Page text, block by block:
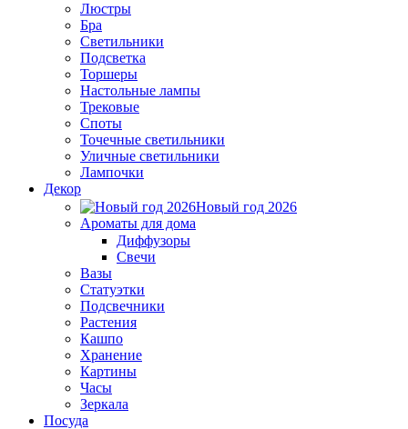
Люстры
Бра
Светильники
Подсветка
Торшеры
Настольные лампы
Трековые
Споты
Точечные светильники
Уличные светильники
Лампочки
Декор
Новый год 2026
Ароматы для дома
Диффузоры
Свечи
Вазы
Статуэтки
Подсвечники
Растения
Кашпо
Хранение
Картины
Часы
Зеркала
Посуда